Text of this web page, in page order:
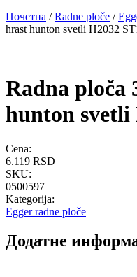
Почетна /Radne ploče /
hrast hunton svetli H2032
Radna ploča
hunton svetli
Cena:
6.119 RSD
SKU:
0500597
Kategorija:
Egger radne ploče
Додатне